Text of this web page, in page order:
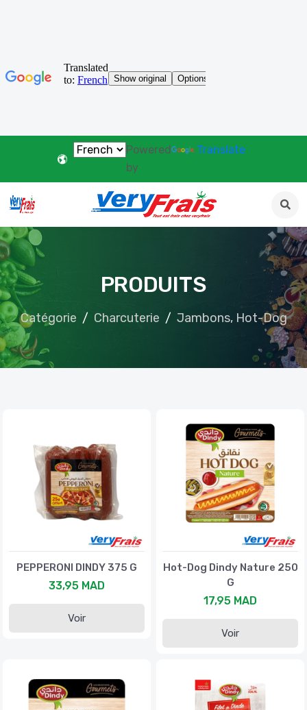
Powered
by
Translate
PRODUITS
Catégorie Charcuterie Jambons, Hot-Dog
PEPPERONI DINDY 375 G
33,95 MAD
Voir
Hot-Dog Dindy Nature 250
G
17,95 MAD
Voir